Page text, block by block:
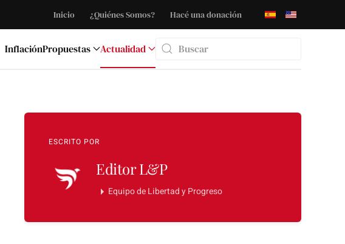
Inicio ¿Quiénes Somos? Hacé una donación
InflaciónPropuestas
Actualidad
Type 2 or more characters for results.
ESCRITO POR
Editor L&P
Equipo de Libertad y Progreso